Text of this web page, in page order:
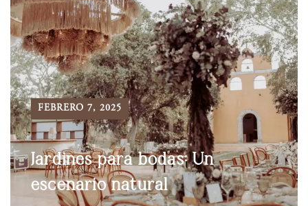
FEBRERO 7, 2025
Jardines para bodas: Un
escenario natural